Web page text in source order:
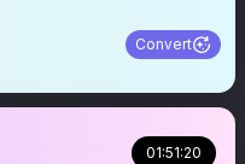
Convert
01:51:20